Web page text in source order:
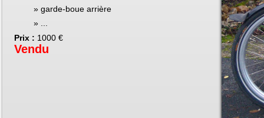
garde-boue arrière
Prix : 1000 €
Vendu